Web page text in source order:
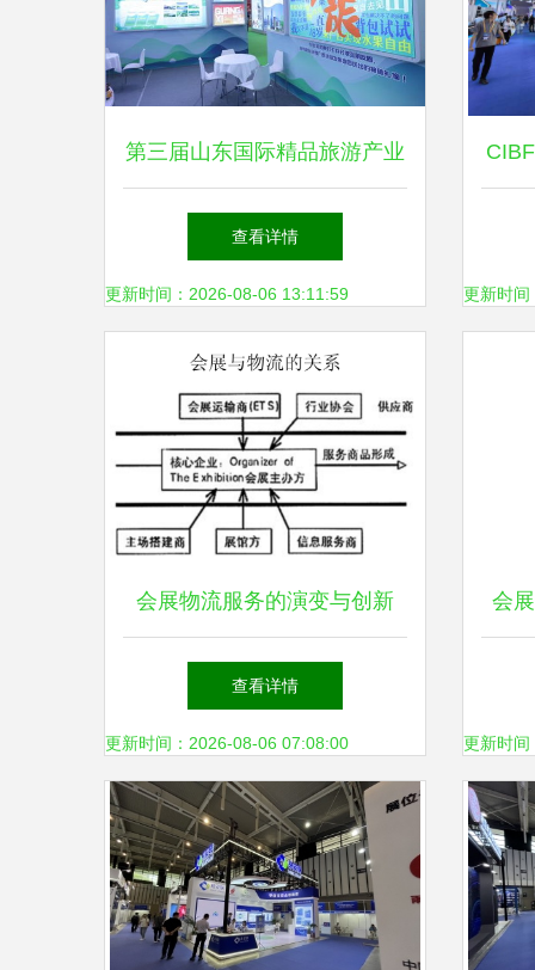
第三届山东国际精品旅游产业
博览会盛大开幕，文旅融合再
掀新篇章
查看详情
更新时间：2026-08-06 13:11:59 更新时
会展物流服务的演变与创新
提升体验价值的关键
查看详情
更新时间：2026-08-06 07:08:00
会
更新时